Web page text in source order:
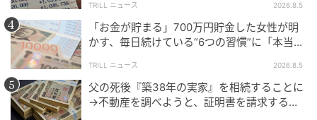
自宅と会社の往復、または外出先への移動中に体調を
崩した場合は通勤災害の可能性があります。合理的な
経路であることが重要なポイントであり、寄り道の理
由も通勤災害の判断基準となります。健康のために最
寄り駅より手前の駅で降車して徒歩で移動する方もお
られると思いますが、状況によっては通勤災害の対象
TRILL ニュース 2026.8.5
「お金が貯まる」700万円貯金した女性が明
かす、毎日続けている“6つの習慣”に「本当に
TRILL ニュース 2026.8.5
父の死後『築38年の実家』を相続することに
→不動産を調べようと、証明書を請求する